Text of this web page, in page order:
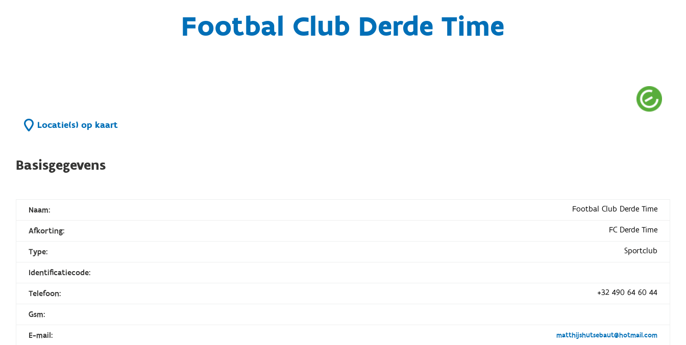
Footbal Club Derde Time
Locatie(s) op kaart
Basisgegevens
Naam: Footbal Club Derde Time
Afkorting: FC Derde Time
Type: Sportclub
Identificatiecode:
Telefoon: +32 490 64 60 44
Gsm:
E-mail: matthijshutsebaut@hotmail.com